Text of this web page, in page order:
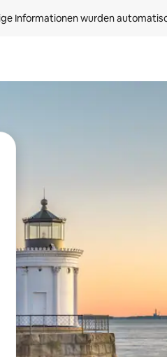
Informationen wurden
nach oben und unten oder